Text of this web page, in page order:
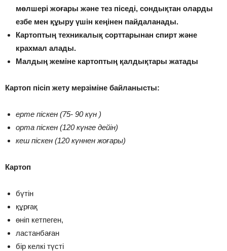
мөлшері жоғары және тез піседі, сондықтан оларды
езбе мен құыру үшін кеңінен пайдаланады.
Картоптың техникалық сорттарынан спирт және
крахмал алады.
Малдың жеміне картоптың қалдықтары жатады
Картоп пісіп жету мерзіміне байланысты:
ерте піскен (75- 90 күн )
орта піскен (120 күнге дейін)
кеш піскен (120 күннен жоғары)
Картоп
бүтін
құрғақ
өніп кетпеген,
ластанбаған
бір келкі түсті